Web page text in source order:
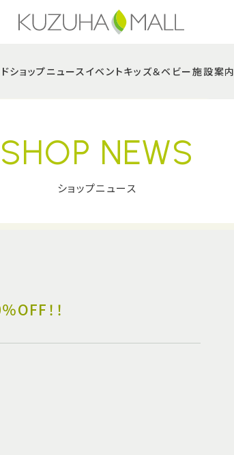
ショップニュース イベントキッズ＆ベビー施設案内
SHOP NEWS
ショップニュース
OFF！！